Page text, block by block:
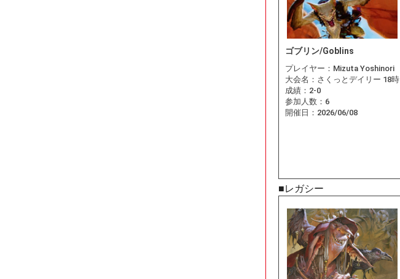
ゴブリン/Goblins
プレイヤー： Mizuta Yoshinori
大会名： さくっとデイリー 18時
成績： 2-0
参加人数： 6
開催日： 2026/06/08
■レガシー